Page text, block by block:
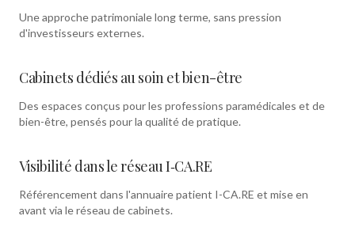
Une approche patrimoniale long terme, sans pression
d'investisseurs externes.
Cabinets dédiés au soin et bien-être
Des espaces conçus pour les professions paramédicales et de
bien-être, pensés pour la qualité de pratique.
Visibilité dans le réseau I‑CA.RE
Référencement dans l'annuaire patient I-CA.RE et mise en
avant via le réseau de cabinets.